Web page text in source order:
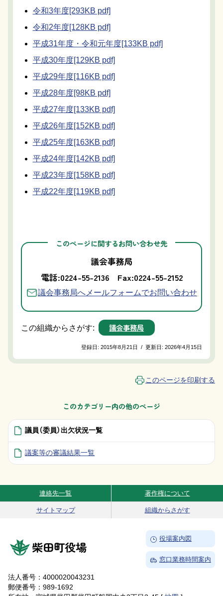
令和3年度[293KB pdf]
令和2年度[128KB pdf]
平成31年度・令和元年度[133KB pdf]
平成30年度[129KB pdf]
平成29年度[116KB pdf]
平成28年度[98KB pdf]
平成27年度[133KB pdf]
平成26年度[152KB pdf]
平成25年度[163KB pdf]
平成24年度[142KB pdf]
平成23年度[158KB pdf]
平成22年度[119KB pdf]
このページに関するお問い合わせ先
議会事務局
電話:0224-55-2136
Fax:0224-55-2152
議会事務局へメールフォームでお問い合わせ
この組織からさがす: 議会事務局
登録日:2015年8月21日 / 更新日:2026年4月15日
このページを印刷する
このカテゴリー内の他のページ
議員（委員）出欠状況一覧
議案等の審議結果一覧
Site Navigation
連絡先一覧 著作権について
サイトマップ 組織からさがす
柴田町役場
→
役場案内図
→
窓口業務時間案内
法人番号：4000020043231
郵便番号：989-1692